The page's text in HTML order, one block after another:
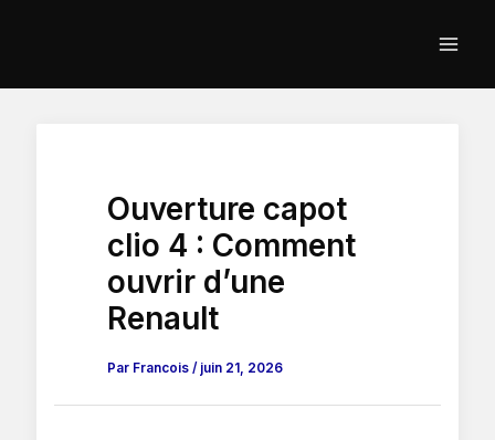
Ouverture capot
clio 4 : Comment
ouvrir d’une
Renault
Par Francois/ juin 21, 2026